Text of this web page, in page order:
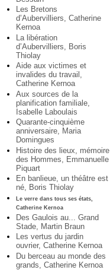
Les Bretons
d’Aubervilliers, Catherine
Kernoa
La libération
d’Aubervilliers, Boris
Thiolay
Aide aux victimes et
invalides du travail,
Catherine Kernoa
Aux sources de la
planification familiale,
Isabelle Laboulais
Quarante-cinquième
anniversaire, Maria
Domingues
Histoire des lieux, mémoire
des Hommes, Emmanuelle
Piquart
En banlieue, un théâtre est
né, Boris Thiolay
Le verre dans tous ses états,
Catherine Kernoa
Des Gaulois au... Grand
Stade, Martin Braun
Les vertus du jardin
ouvrier, Catherine Kernoa
Du berceau au monde des
grands, Catherine Kernoa